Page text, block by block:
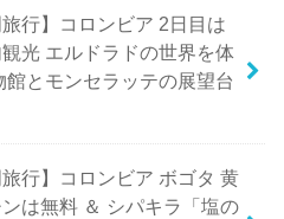
旅行】コロンビア 2日目は
光 エルドラドの世界を体
館とモンセラッテの展望台
旅行】コロンビア ボゴタ 黄
は無料 ＆ シパキラ「塩の